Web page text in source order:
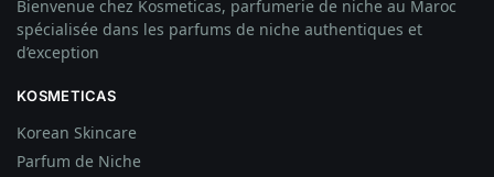
Bienvenue chez Kosmeticas, parfumerie de niche au Maroc
spécialisée dans les parfums de niche authentiques et
d’exception
KOSMETICAS
Korean Skincare
Parfum de Niche